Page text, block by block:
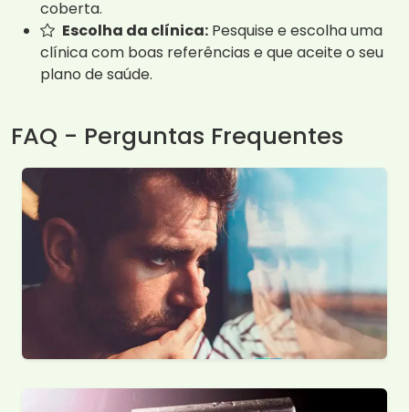
coberta.
Escolha da clínica: Pesquise e escolha uma
clínica com boas referências e que aceite o seu
plano de saúde.
FAQ - Perguntas Frequentes